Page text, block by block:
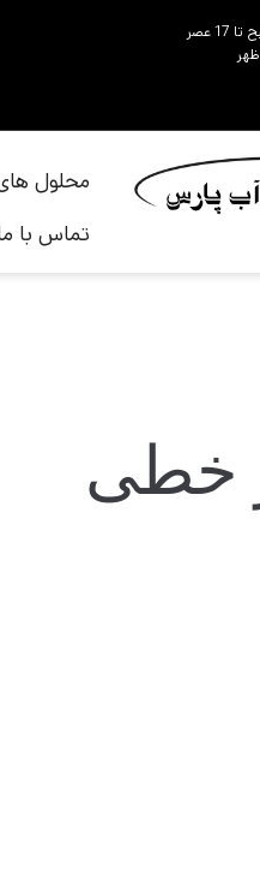
محلول
تماس با
خطی